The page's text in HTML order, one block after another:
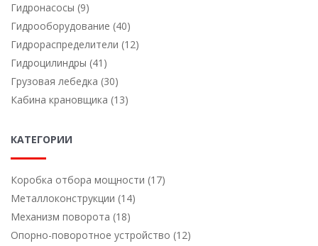
Гидронасосы (9)
Гидрооборудование (40)
Гидрораспределители (12)
Гидроцилиндры (41)
Грузовая лебедка (30)
Кабина крановщика (13)
КАТЕГОРИИ
Коробка отбора мощности (17)
Металлоконструкции (14)
Механизм поворота (18)
Опорно-поворотное устройство (12)